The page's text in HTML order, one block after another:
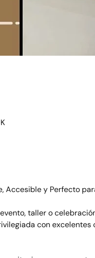
Accesible y Perfecto
taller o
con